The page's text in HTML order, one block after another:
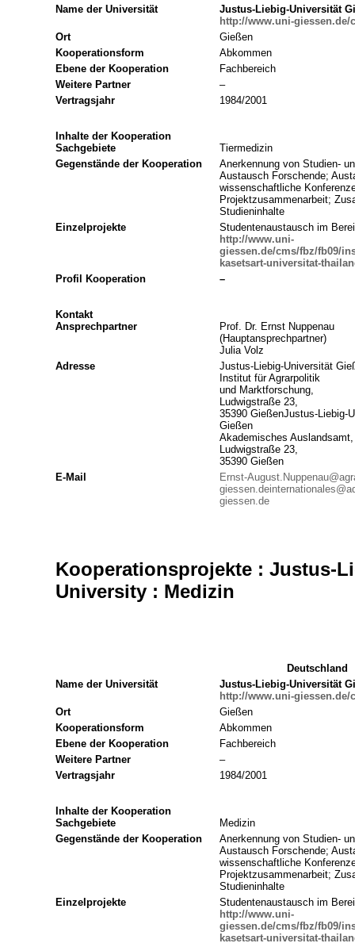
Name der Universität
Justus-Liebig-Universität
http://www.uni-giessen.de/
Ort
Gießen
Kooperationsform
Abkommen
Ebene der Kooperation
Fachbereich
Weitere Partner
–
Vertragsjahr
1984/2001
Inhalte der Kooperation
Sachgebiete
Tiermedizin
Gegenstände der Kooperation
Anerkennung von Studien-
Austausch Forschende;
wissenschaftliche
Projektzusammenarbeit;
Studieninhalte
Einzelprojekte
Studentenaustausch im
http://www.uni-
giessen.de/cms/fbz/fb09/
kasetsart-universitat-
Profil Kooperation
–
Kontakt
Ansprechpartner
Prof. Dr. Ernst Nuppenau
(Hauptansprechpartner)
Julia Volz
Adresse
Justus-Liebig-Universität
Institut für Agrarpolitik
und Marktforschung,
Ludwigstraße 23,
35390 GießenJustus-Liebig-
Gießen
Akademisches Auslandsamt,
Ludwigstraße 23,
35390 Gießen
E-Mail
Ernst-
giessen.de
giessen.de
Kooperationsprojekte : Justus-
University : Medizin
Deutschland
Name der Universität
Justus-Liebig-Universität
http://www.uni-giessen.de/
Ort
Gießen
Kooperationsform
Abkommen
Ebene der Kooperation
Fachbereich
Weitere Partner
–
Vertragsjahr
1984/2001
Inhalte der Kooperation
Sachgebiete
Medizin
Gegenstände der Kooperation
Anerkennung von Studien-
Austausch Forschende;
wissenschaftliche
Projektzusammenarbeit;
Studieninhalte
Einzelprojekte
Studentenaustausch im
http://www.uni-
giessen.de/cms/fbz/fb09/
kasetsart-universitat-